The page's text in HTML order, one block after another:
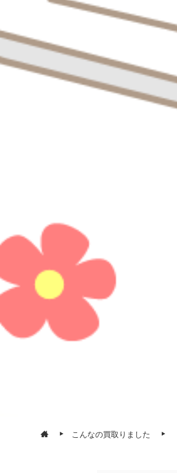
こんなの買取りました